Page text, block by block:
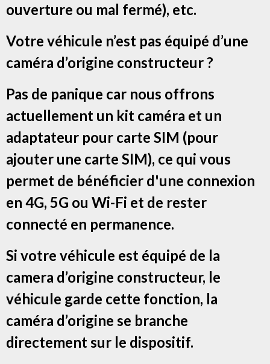
ouverture ou mal fermé), etc.
Votre véhicule n’est pas équipé d’une
caméra d’origine constructeur ?
Pas de panique car nous offrons
actuellement un kit caméra et un
adaptateur pour carte SIM (pour
ajouter une carte SIM), ce qui vous
permet de bénéficier d'une connexion
en 4G, 5G ou Wi-Fi et de rester
connecté en permanence.
Si votre véhicule est équipé de la
camera d’origine constructeur, le
véhicule garde cette fonction, la
caméra d’origine se branche
directement sur le dispositif.